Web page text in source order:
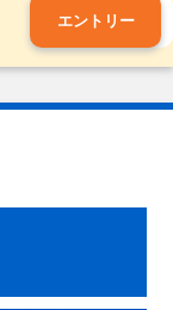
エントリー